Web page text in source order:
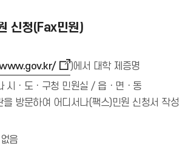
신청(Fax민원)
)에서 대학 제증명
시ㆍ도ㆍ구청 민원실 / 읍ㆍ면ㆍ동
을 방문하여 어디서나(팩스)민원 신청서 작성
음